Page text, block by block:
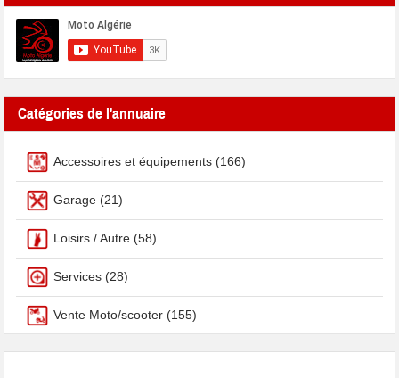
Catégories de l'annuaire
Accessoires et équipements (166)
Garage (21)
Loisirs / Autre (58)
Services (28)
Vente Moto/scooter (155)